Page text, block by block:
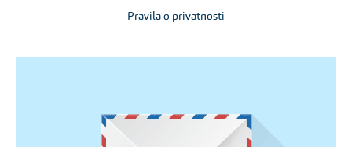
Pravila o privatnosti